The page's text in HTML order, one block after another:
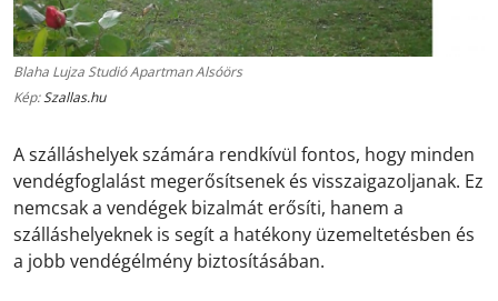
Blaha Lujza Studió Apartman Alsóörs
Kép:Szallas.hu
A szálláshelyek számára rendkívül fontos, hogy minden
vendégfoglalást megerősítsenek és visszaigazoljanak. Ez
nemcsak a vendégek bizalmát erősíti, hanem a
szálláshelyeknek is segít a hatékony üzemeltetésben és
a jobb vendégélmény biztosításában.